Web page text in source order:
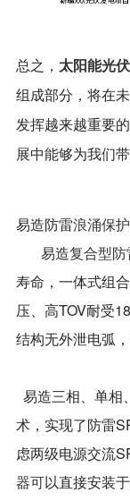
总之， 太阳能光
组成部分，将在
发挥越来越重要
展中能够为我们
易造防雷浪涌保
易造复合型
寿命，一体式组
压、高TOV耐受
结构无外泄电弧，
易造三相、单相
术，实现了防雷
虑两级电源交流
器可以直接安装